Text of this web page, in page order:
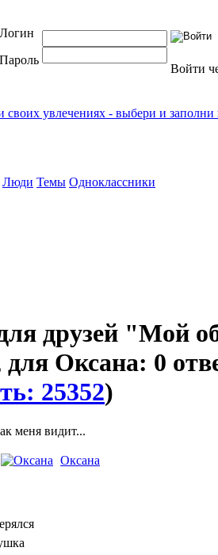
Логин
Пароль
Войти
своих увлечениях - выбери и заполни
Люди Темы Одноклассники
друзей "Мой
для Оксана: 0
25352)
меня видит...
Оксана